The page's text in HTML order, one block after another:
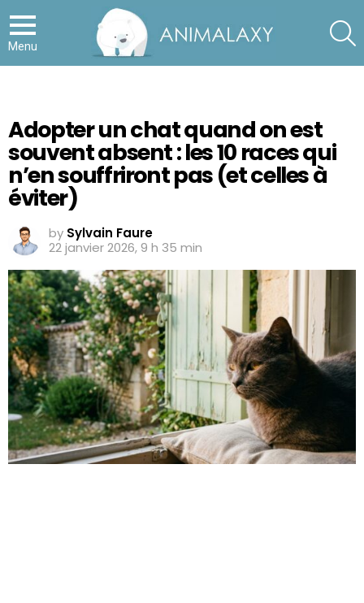
Menu
Adopter un chat quand on est
souvent absent : les 10 races qui
n’en souffriront pas (et celles à
éviter)
by Sylvain Faure
22 janvier 2026, 9 h 35 min